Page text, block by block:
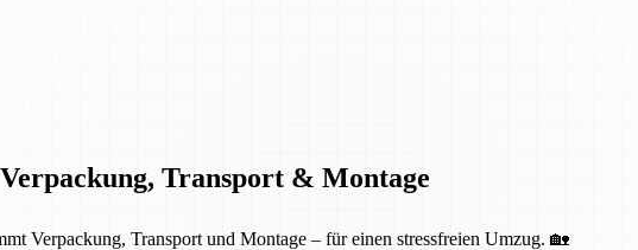
Transport & Montage
Verpackung, Transport und Montage – für einen stressfreien Umzug. 🏡